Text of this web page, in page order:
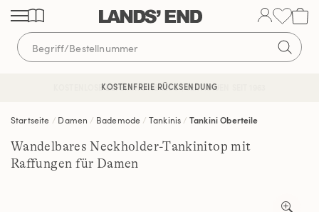
Direkt
zum
Inhalt
Direkt
zur
Navigation
Direkt
zur
Suche
KOSTENLOSE LIEFERUNG AB 120€ | VERTRAUEN SEIT 1963
KOSTENFREIE RÜCKSENDUNG
Startseite Damen Bademode Tankinis Tankini Oberteile
Wandelbares Neckholder-Tankinitop mit
Raffungen für Damen